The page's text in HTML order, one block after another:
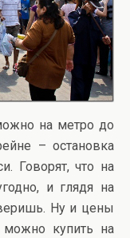
на метро до
– остановка
Говорят, что на
и глядя на
Ну и цены
купить на